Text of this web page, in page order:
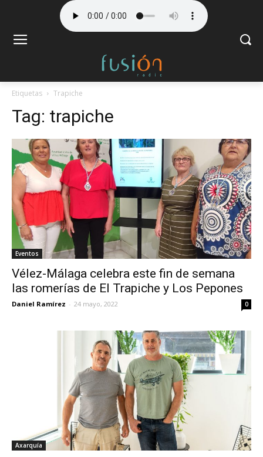
Etiquetas Trapiche
Tag: trapiche
Eventos
Vélez-Málaga celebra este fin de semana
las romerías de El Trapiche y Los Pepones
Daniel Ramírez - 24 mayo, 2022 0
Axarquía